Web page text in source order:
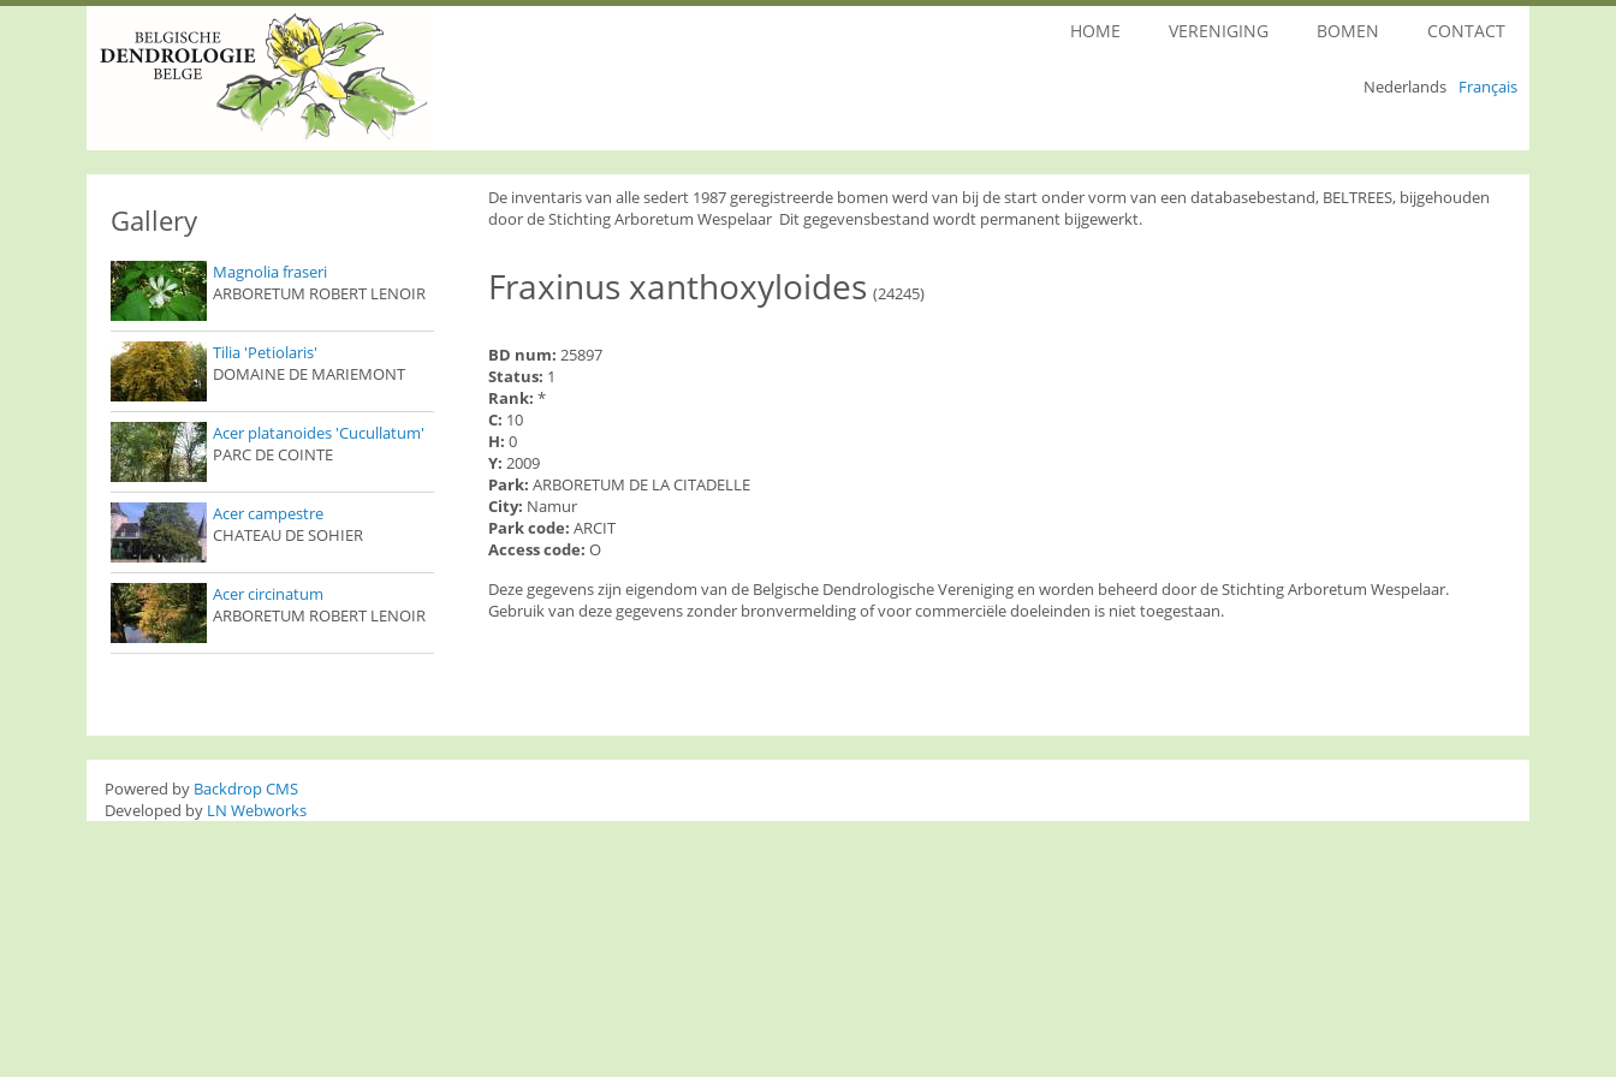
Nederlands Français
HOME VERENIGING BOMEN CONTACT
De inventaris van alle sedert 1987 geregistreerde bomen werd van bij de start onder vorm van een databasebestand, BELTREES, bijgehouden
door de Stichting Arboretum Wespelaar Dit gegevensbestand wordt permanent bijgewerkt.
Fraxinus xanthoxyloides (24245)
BD num: 25897
Status: 1
Rank: *
C: 10
H: 0
Y: 2009
Park: ARBORETUM DE LA CITADELLE
City: Namur
Park code: ARCIT
Access code: O
Deze gegevens zijn eigendom van de Belgische Dendrologische Vereniging en worden beheerd door de Stichting Arboretum Wespelaar.
Gebruik van deze gegevens zonder bronvermelding of voor commerciële doeleinden is niet toegestaan.
Gallery
Magnolia fraseri
ARBORETUM ROBERT LENOIR
Tilia 'Petiolaris'
DOMAINE DE MARIEMONT
Acer platanoides 'Cucullatum'
PARC DE COINTE
Acer campestre
CHATEAU DE SOHIER
Acer circinatum
ARBORETUM ROBERT LENOIR
Powered by Backdrop CMS
Developed by LN Webworks